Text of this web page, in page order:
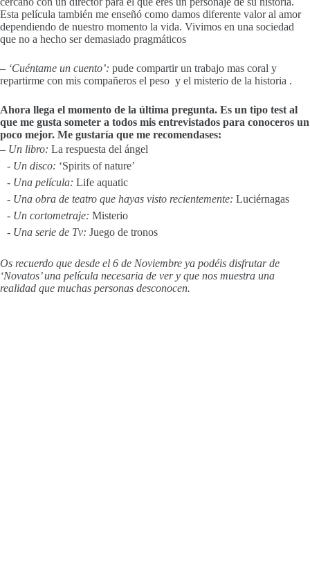
Esta película también me enseñó como damos diferente valor al amor
dependiendo de nuestro momento la vida. Vivimos en una sociedad
que no a hecho ser demasiado pragmáticos
– ‘Cuéntame un cuento’: pude compartir un trabajo mas coral y
repartirme con mis compañeros el peso y el misterio de la historia .
Ahora llega el momento de la última pregunta. Es un tipo test al
que me gusta someter a todos mis entrevistados para conoceros un
poco mejor. Me gustaría que me recomendases:
– Un libro: La respuesta del ángel
- Un disco: ‘Spirits of nature’
- Una película: Life aquatic
- Una obra de teatro que hayas visto recientemente: Luciérnagas
- Un cortometraje: Misterio
- Una serie de Tv: Juego de tronos
Os recuerdo que desde el 6 de Noviembre ya podéis disfrutar de
‘Novatos’ una película necesaria de ver y que nos muestra una
realidad que muchas personas desconocen.